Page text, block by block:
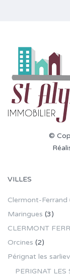
©
VILLES
Clermont-Ferrand
Maringues (3)
CLERMONT
Orcines (2)
Pérignat les
PERIGNAT LES